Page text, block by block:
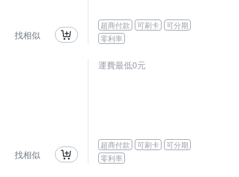
找相似
超商付款 可刷卡
可分期
零利率
找相似
運費最低0元
超商付款 可刷卡
可分期
零利率